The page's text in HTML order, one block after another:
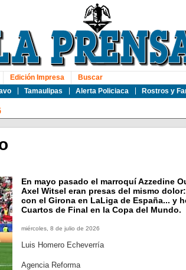
Tamaulipas Alerta Policiaca Rostros y
Edición Impresa Buscar
En mayo pasado el marroquí Azzedine
Axel Witsel eran presas del mismo
con el Girona en LaLiga de España... y
Cuartos de Final en la Copa del Mundo.
miércoles, 8 de julio de 2026
Luis Homero Echeverría
Agencia Reforma